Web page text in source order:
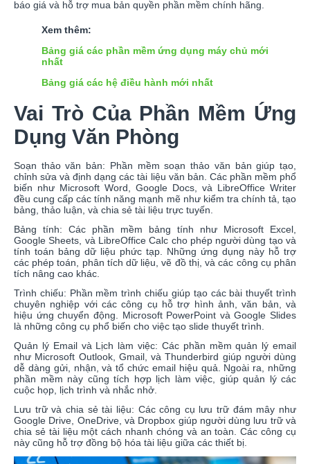
báo giá và hỗ trợ mua bản quyền phần mềm chính hãng.
Xem thêm:
Bảng giá các phần mềm ứng dụng máy chủ mới
nhất
Bảng giá các hệ điều hành mới nhất
Vai Trò Của Phần Mềm Ứng
Dụng Văn Phòng
Soạn thảo văn bản: Phần mềm soạn thảo văn bản giúp tạo,
chỉnh sửa và định dạng các tài liệu văn bản. Các phần mềm phổ
biến như Microsoft Word, Google Docs, và LibreOffice Writer
đều cung cấp các tính năng mạnh mẽ như kiểm tra chính tả, tạo
bảng, thảo luận, và chia sẻ tài liệu trực tuyến.
Bảng tính: Các phần mềm bảng tính như Microsoft Excel,
Google Sheets, và LibreOffice Calc cho phép người dùng tạo và
tính toán bảng dữ liệu phức tạp. Những ứng dụng này hỗ trợ
các phép toán, phân tích dữ liệu, vẽ đồ thị, và các công cụ phân
tích nâng cao khác.
Trình chiếu: Phần mềm trình chiếu giúp tạo các bài thuyết trình
chuyên nghiệp với các công cụ hỗ trợ hình ảnh, văn bản, và
hiệu ứng chuyển động. Microsoft PowerPoint và Google Slides
là những công cụ phổ biến cho việc tạo slide thuyết trình.
Quản lý Email và Lịch làm việc: Các phần mềm quản lý email
như Microsoft Outlook, Gmail, và Thunderbird giúp người dùng
dễ dàng gửi, nhận, và tổ chức email hiệu quả. Ngoài ra, những
phần mềm này cũng tích hợp lịch làm việc, giúp quản lý các
cuộc họp, lịch trình và nhắc nhở.
Lưu trữ và chia sẻ tài liệu: Các công cụ lưu trữ đám mây như
Google Drive, OneDrive, và Dropbox giúp người dùng lưu trữ và
chia sẻ tài liệu một cách nhanh chóng và an toàn. Các công cụ
này cũng hỗ trợ đồng bộ hóa tài liệu giữa các thiết bị.